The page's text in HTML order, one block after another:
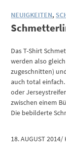
NEUIGKEITEN,
Das T-Shirt
werden also
zugeschnitten)
auch total
oder
zwischen einem
Die bebilderte
18. AUGUST 2014/